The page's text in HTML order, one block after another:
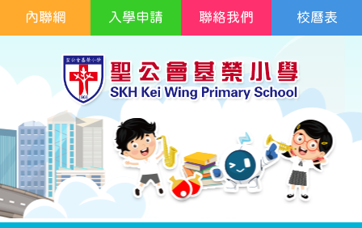
校曆表
內聯網 入學申請 聯絡我們